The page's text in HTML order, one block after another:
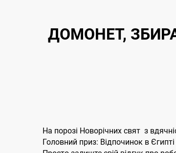
ДОМОНЕТ,
На порозі Новорічних свят з
Головний приз: Відпочинок в